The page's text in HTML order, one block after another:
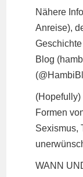
Nähere
Anreise),
Blog
Formen
Sexismus,
WANN